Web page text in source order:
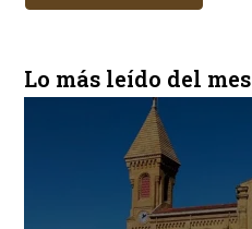
Lo más leído del mes